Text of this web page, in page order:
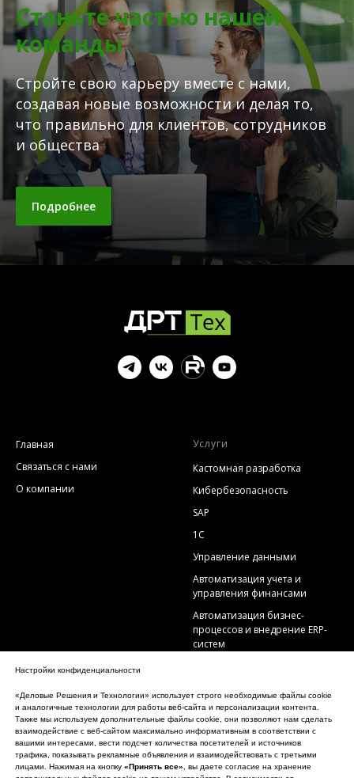
Станьте частью нашей
команды
Стройте свою карьеру вместе с нами,
создавая новые возможности и делая то,
что правильно для клиентов, сотрудников
и общества
Подробнее
Главная
Связаться с нами
О компании
Услуги
Кастомная разработка
Кибербезопасность
SAP
1С
Управление данными
Автоматизация учета и
управления финансами
Автоматизация бизнес-
процессов и внедрение ERP-
систем
Налоговый мониторинг
Обзоры
Новости ЭДО
Настройки конфиденциальности
«Деловые Решения и Технологии» использует строго необходимые файлы cookie
и аналогичные технологии для работы веб-сайта и персонализации контента.
Также мы используем дополнительные файлы cookie, они позволяют нам сделать
взаимодействие с веб-сайтом максимально информативным в соответствии с
вашими интересами, вести подсчет количества посетителей и источников
трафика, показывать рекламные объявления и взаимодействовать с третьими
лицами. Нажимая на кнопку «Принять все», вы даете согласие на хранение